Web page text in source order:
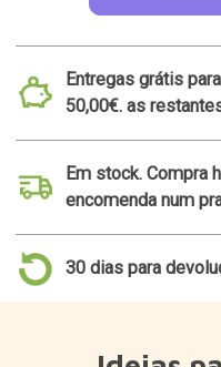
Entregas grátis
50,00€. as
Em stock. Compra
encomenda num
30 dias para